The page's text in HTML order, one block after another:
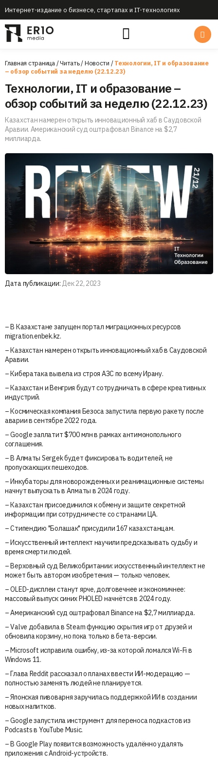
Интернет-издание о бизнесе, стартапах и IT-технологиях
Главная страница/Читать/Новости /Технологии, IT и образование
– обзор событий за неделю (22.12.23)
Технологии, IT и образование –
обзор событий за неделю (22.12.23)
Казахстан намерен открыть инновационный хаб в Саудовской
Аравии. Американский суд оштрафовал Binance на $2,7
миллиарда.
Дата публикации: Дек 22, 2023
– В Казахстане запущен портал миграционных ресурсов
migration.enbek.kz.
– Казахстан намерен открыть инновационный хаб в Саудовской
Аравии.
– Кибератака вывела из строя АЗС по всему Ирану.
– Казахстан и Венгрия будут сотрудничать в сфере креативных
индустрий.
– Космическая компания Безоса запустила первую ракету после
аварии в сентябре 2022 года.
– Google заплатит $700 млн в рамках антимонопольного
соглашения.
– В Алматы Sergek будет фиксировать водителей, не
пропускающих пешеходов.
– Инкубаторы для новорожденных и реанимационные системы
начнут выпускать в Алматы в 2024 году.
– Казахстан присоединился к обмену и защите секретной
информации при сотрудничесте со странами ЦА.
– Стипендию "Болашак" присудили 167 казахстанцам.
– Искусственный интеллект научили предсказывать судьбу и
время смерти людей.
– Верховный суд Великобритании: искусственный интеллект не
может быть автором изобретения — только человек.
– OLED-дисплеи станут ярче, долговечнее и экономичнее:
массовый выпуск синих PHOLED начнётся в 2024 году.
– Американский суд оштрафовал Binance на $2,7 миллиарда.
– Valve добавила в Steam функцию скрытия игр от друзей и
обновила корзину, но пока только в бета-версии.
– Microsoft исправила ошибку, из-за которой ломался Wi-Fi в
Windows 11.
– Глава Reddit рассказал о планах ввести ИИ-модерацию —
полностью заменять людей не планируется.
– Японская пивоварня заручилась поддержкой ИИ в создании
новых напитков.
– Google запустила инструмент для переноса подкастов из
Podcasts в YouTube Music.
– В Google Play появится возможность удалённо удалять
приложения с Android-устройств.